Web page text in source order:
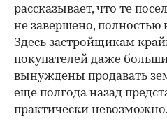
рассказывает, что те
не завершено, полностью
Здесь застройщикам
покупателей даже
вынуждены продавать
еще полгода назад
практически невозможно.